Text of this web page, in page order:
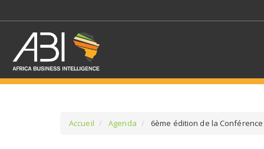
Accueil Agenda 6ème édition de la